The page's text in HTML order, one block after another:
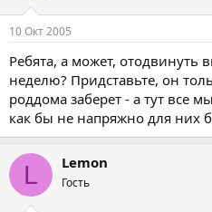
10 Окт 2005
Ребята, а может, отодвинуть
неделю? Придставьте, он
роддома заберет - а тут все
как бы не напряжно для них
L Lemon
Гость